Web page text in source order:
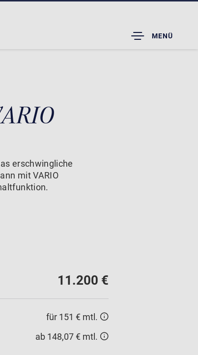
TOGGLE
DROPDOWN
MENÜ
erschwingliche
mit VARIO
11.200 €
für 151 € mtl.
ab 148,07 € mtl.